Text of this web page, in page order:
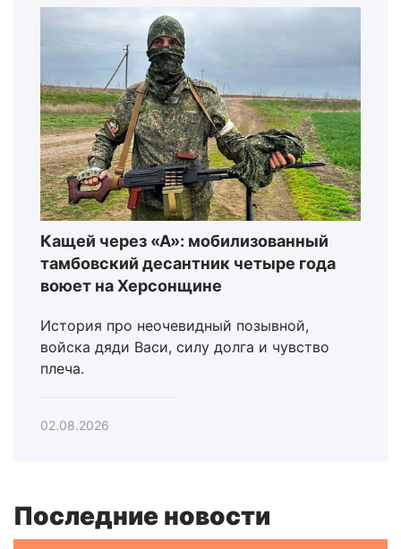
Кащей через «А»: мобилизованный
тамбовский десантник четыре года
воюет на Херсонщине
История про неочевидный позывной,
войска дяди Васи, силу долга и чувство
плеча.
02.08.2026
Последние новости